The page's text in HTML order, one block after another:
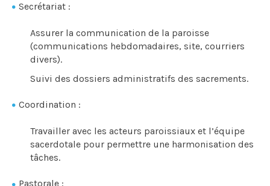
Secrétariat :
Assurer la communication de la paroisse
(communications hebdomadaires, site, courriers
divers).
Suivi des dossiers administratifs des sacrements.
Coordination :
Travailler avec les acteurs paroissiaux et l’équipe
sacerdotale pour permettre une harmonisation des
tâches.
Pastorale :